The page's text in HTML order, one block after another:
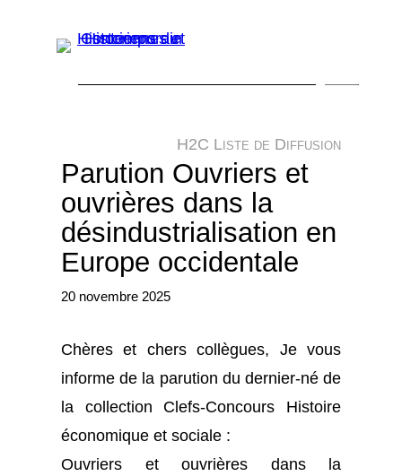
h
e
r
c
h
r
H2C Liste de Diffusion
Parution Ouvriers et
ouvrières dans la
désindustrialisation en
Europe occidentale
20 novembre 2025
Chères et chers collègues, Je vous
informe de la parution du dernier-né de
la collection Clefs-Concours Histoire
économique et sociale :
Ouvriers et ouvrières dans la